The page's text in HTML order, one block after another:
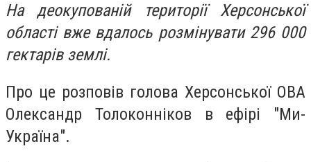
На деокупованій території Херсонської
області вже вдалось розмінувати 296 000
гектарів землі.
Про це розповів голова Херсонської ОВА
Олександр Толоконніков в ефірі "Ми-
Україна".